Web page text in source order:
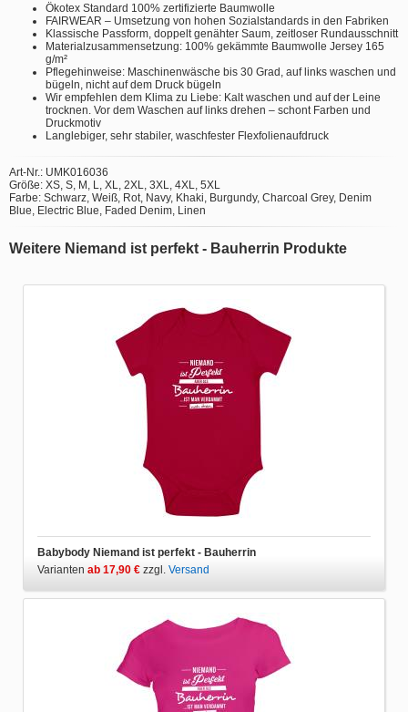
Ökotex Standard 100% zertifizierte Baumwolle
FAIRWEAR – Umsetzung von hohen Sozialstandards in den Fabriken
Klassische Passform, doppelt genähter Saum, zeitloser Rundausschnitt
Materialzusammensetzung: 100% gekämmte Baumwolle Jersey 165
g/m²
Pflegehinweise: Maschinenwäsche bis 30 Grad, auf links waschen und
bügeln, nicht auf dem Druck bügeln
Wir empfehlen dem Klima zu Liebe: Kalt waschen und auf der Leine
trocknen. Vor dem Waschen auf links drehen – schont Farben und
Druckmotiv
Langlebiger, sehr stabiler, waschfester Flexfolienaufdruck
Art-Nr.: UMK016036
Größe: XS, S, M, L, XL, 2XL, 3XL, 4XL, 5XL
Farbe: Schwarz, Weiß, Rot, Navy, Khaki, Burgundy, Charcoal Grey, Denim
Blue, Electric Blue, Faded Denim, Linen
Weitere Niemand ist perfekt - Bauherrin Produkte
Babybody Niemand ist perfekt - Bauherrin
Varianten ab 17,90 € zzgl. Versand